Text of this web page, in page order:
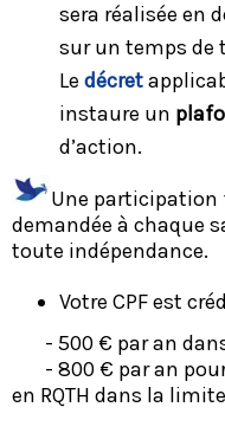
sera réalisée en
sur un temps de
Le décret
instaure un
d’action.
Une participation
demandée à chaque
toute indépendance.
Votre CPF est
- 500 € par an
- 800 € par an pour
en RQTH dans la